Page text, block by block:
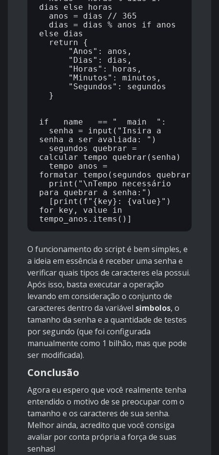
dias else horas
else dias
if __name__ == "__main__":
senha a ser avaliada: ")
calcular_tempo_quebrar(senha)
formatar_tempo(segundos_quebrar)
para quebrar a senha:")
for key, value in
O funcionamento do script é bem simples, e
a ideia em essência é receber uma senha e
verificar quais tipos de caracteres ela possui.
Após isso, basta executar a operação
levando em consideração o conjunto de
caracteres dentro da variável simbolos, o
tamanho da senha e a quantidade de testes
por segundo (que foi configurada
manualmente como 1 bilhão, mas que pode
ser modificada).
Conclusão
Agora eu espero que você realmente tenha
entendido o motivo de se preocupar com o
tamanho e os caracteres de sua senha.
Melhor ainda, acredito que você consiga
avaliar por conta própria a força de suas
senhas!